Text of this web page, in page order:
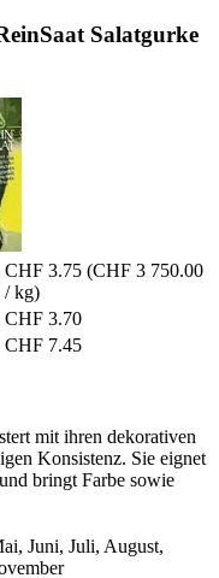
Salatgurke
CHF 3.75 (CHF 3 750.00
/ kg)
CHF 3.70
CHF 7.45
mit ihren dekorativen
Konsistenz. Sie eignet
bringt Farbe sowie
Juni, Juli, August,